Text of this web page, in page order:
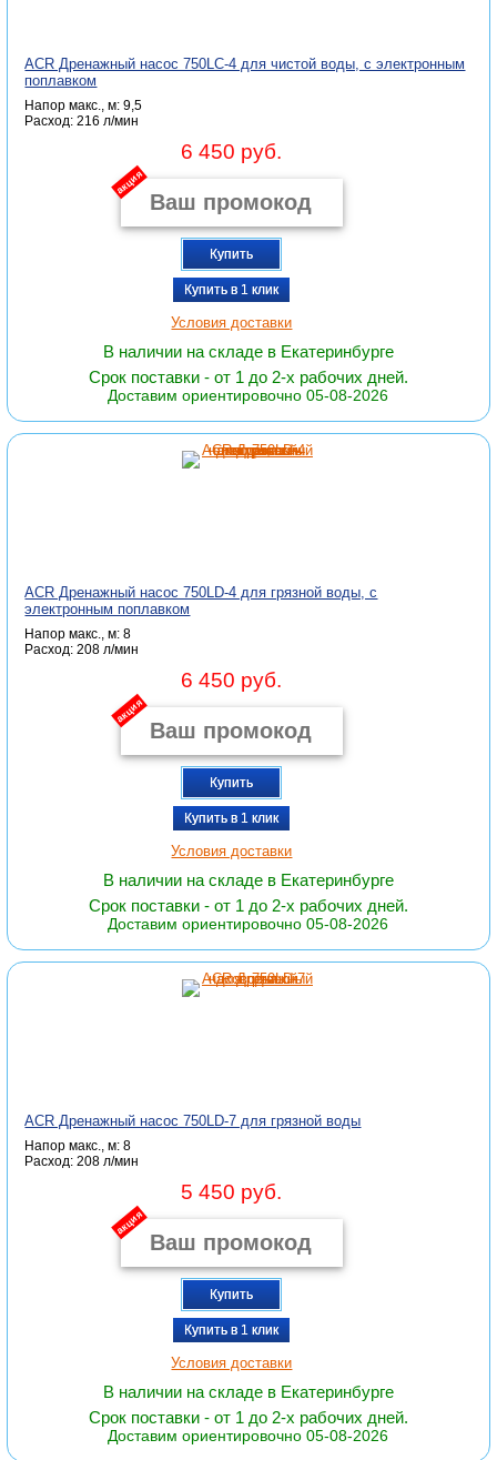
ACR Дренажный насос 750LC-4 для чистой воды, с электронным
поплавком
Напор макс., м: 9,5
Расход: 216 л/мин
6 450 руб.
акция
Купить
Купить в 1 клик
Условия доставки
В наличии на складе в Екатеринбурге
Срок поставки - от 1 до 2-х рабочих дней.
Доставим ориентировочно 05-08-2026
ACR Дренажный насос 750LD-4 для грязной воды, с
электронным поплавком
Напор макс., м: 8
Расход: 208 л/мин
6 450 руб.
акция
Купить
Купить в 1 клик
Условия доставки
В наличии на складе в Екатеринбурге
Срок поставки - от 1 до 2-х рабочих дней.
Доставим ориентировочно 05-08-2026
ACR Дренажный насос 750LD-7 для грязной воды
Напор макс., м: 8
Расход: 208 л/мин
5 450 руб.
акция
Купить
Купить в 1 клик
Условия доставки
В наличии на складе в Екатеринбурге
Срок поставки - от 1 до 2-х рабочих дней.
Доставим ориентировочно 05-08-2026